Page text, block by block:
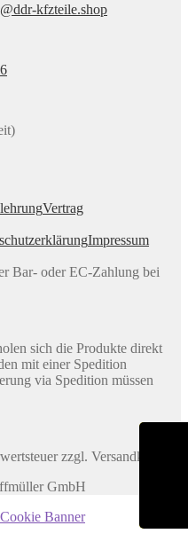
kfzteile.shop
Vertrag
Impressum
Bar- oder EC-Zahlung bei
sich die Produkte direkt
mit einer Spedition
via Spedition müssen
zzgl. Versandkosten
GmbH
Banner